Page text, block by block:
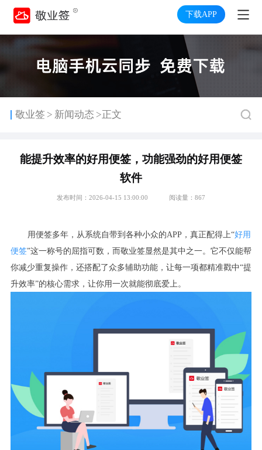
下载APP
敬业签 > 新闻动态 >正文
能提升效率的好用便签，功能强劲的好用便签
软件
发布时间：2026-04-15 13:00:00 阅读量：867
用便签多年，从系统自带到各种小众的APP，真正配得上“好用
便签”这一称号的屈指可数，而敬业签显然是其中之一。它不仅能帮
你减少重复操作，还搭配了众多辅助功能，让每一项都精准戳中“提
升效率”的核心需求，让你用一次就能彻底爱上。